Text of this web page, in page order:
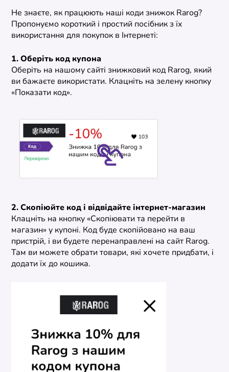
Не знаєте, як працюють наші коди знижок Rarog?
Пропонуємо короткий і простий посібник з їх
використання для покупок в Інтернеті:
1. Оберіть код купона
Оберіть на нашому сайті знижковий код Rarog, який
ви бажаєте використати. Клацніть на зелену кнопку
«Показати код».
2. Скопіюйте код і відвідайте інтернет-магазин
Клацніть на кнопку «Скопіювати та перейти в
магазин» у купоні. Код буде скопійовано на ваш
пристрій, і ви будете перенаправлені на сайт Rarog.
Там ви можете обрати товари, які хочете придбати, і
додати їх до кошика.